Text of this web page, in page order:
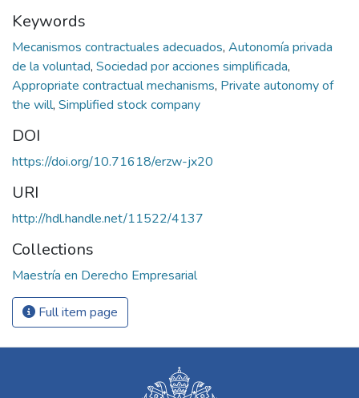
Keywords
Mecanismos contractuales adecuados, Autonomía privada
de la voluntad, Sociedad por acciones simplificada,
Appropriate contractual mechanisms, Private autonomy of
the will, Simplified stock company
DOI
https://doi.org/10.71618/erzw-jx20
URI
http://hdl.handle.net/11522/4137
Collections
Maestría en Derecho Empresarial
Full item page